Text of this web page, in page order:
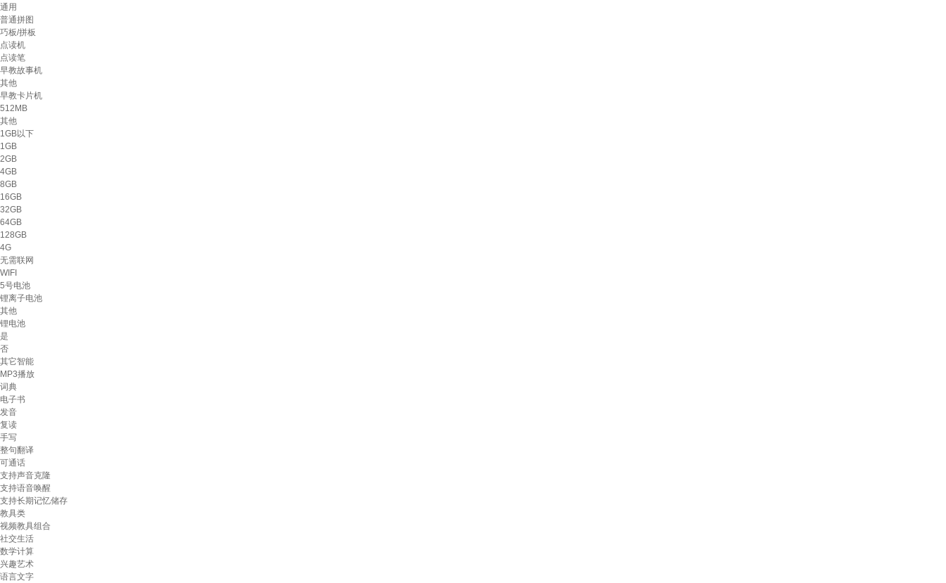
通用
普通拼图
巧板/拼板
点读机
点读笔
早教故事机
其他
早教卡片机
512MB
其他
1GB以下
1GB
2GB
4GB
8GB
16GB
32GB
64GB
128GB
4G
无需联网
WIFI
5号电池
锂离子电池
其他
锂电池
是
否
其它智能
MP3播放
词典
电子书
发音
复读
手写
整句翻译
可通话
支持声音克隆
支持语音唤醒
支持长期记忆储存
教具类
视频教具组合
社交生活
数学计算
兴趣艺术
语言文字